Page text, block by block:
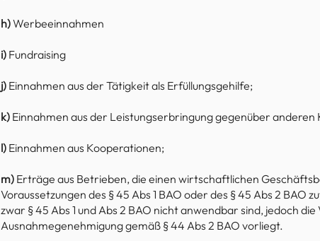
h)Werbeeinnahmen
i) Fundraising
j) Einnahmen aus der Tätigkeit als Erfüllungsgehilfe;
k) Einnahmen aus der Leistungserbringung gegenüber
l) Einnahmen aus Kooperationen;
m) Erträge aus Betrieben, die einen wirtschaftlichen
Voraussetzungen des § 45 Abs 1 BAO oder des § 45 Abs 2
zwar § 45 Abs 1 und Abs 2 BAO nicht anwendbar sind, jedoch
Ausnahmegenehmigung gemäß § 44 Abs 2 BAO vorliegt.